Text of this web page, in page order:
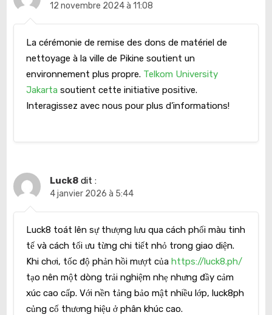
12 novembre 2024 à 11:08
La cérémonie de remise des dons de matériel de
nettoyage à la ville de Pikine soutient un
environnement plus propre. Telkom University
Jakarta soutient cette initiative positive.
Interagissez avec nous pour plus d’informations!
Luck8 dit :
4 janvier 2026 à 5:44
Luck8 toát lên sự thượng lưu qua cách phối màu tinh
tế và cách tối ưu từng chi tiết nhỏ trong giao diện.
Khi chơi, tốc độ phản hồi mượt củahttps://luck8.ph/
tạo nên một dòng trải nghiệm nhẹ nhưng đầy cảm
xúc cao cấp. Với nền tảng bảo mật nhiều lớp, luck8ph
củng cố thương hiệu ở phân khúc cao.